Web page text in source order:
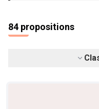
84 propositions